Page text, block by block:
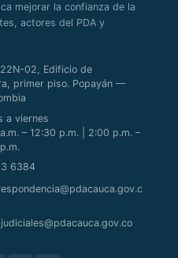
mejorar la confianza de la
actores del PDA y
02, Edificio de
primer piso. Popayán —
a viernes
– 12:30 p.m. | 2:00 p.m. –
6384